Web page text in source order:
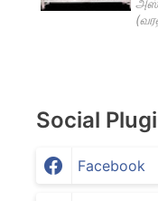
Social
Facebook